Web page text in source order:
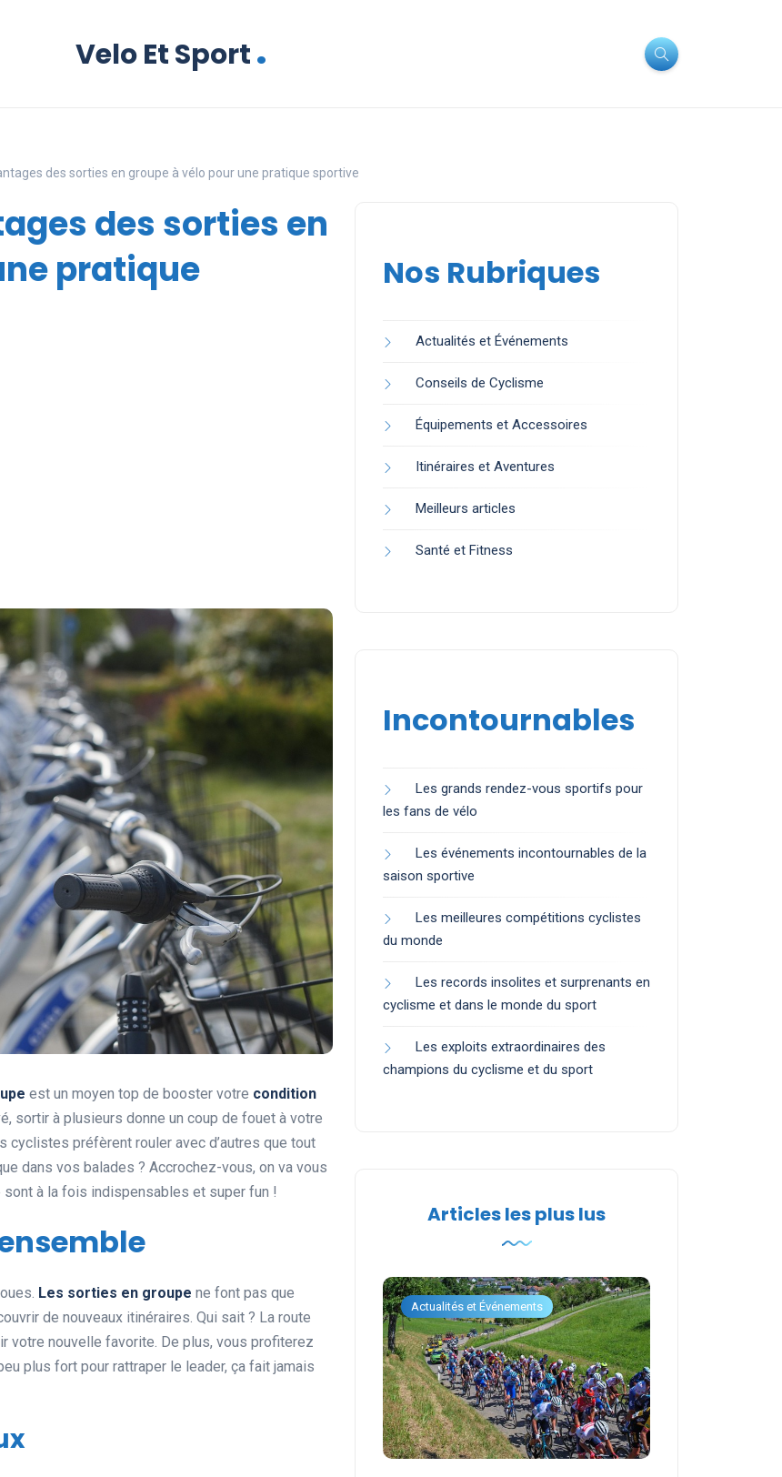
Velo Et Sport.
des sorties en groupe à vélo pour une pratique sportive
des sorties en
pratique
est un moyen top de booster votre condition
sortir à plusieurs donne un coup de fouet à votre
cyclistes préfèrent rouler avec d’autres que tout
dans vos balades ? Accrochez-vous, on va vous
à la fois indispensables et super fun !
Les sorties en groupe ne font pas que
de nouveaux itinéraires. Qui sait ? La route
votre nouvelle favorite. De plus, vous profiterez
plus fort pour rattraper le leader, ça fait jamais
Nos Rubriques
Actualités et Événements
Conseils de Cyclisme
Équipements et Accessoires
Itinéraires et Aventures
Meilleurs articles
Santé et Fitness
Incontournables
Les grands rendez-vous sportifs pour
les fans de vélo
Les événements incontournables de la
saison sportive
Les meilleures compétitions cyclistes
du monde
Les records insolites et surprenants en
cyclisme et dans le monde du sport
Les exploits extraordinaires des
champions du cyclisme et du sport
Articles les plus lus
Actualités et Événements